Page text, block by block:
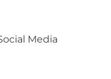
Media